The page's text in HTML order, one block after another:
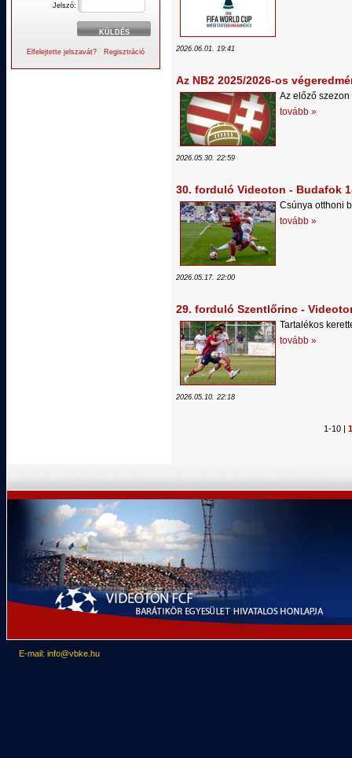
Jelszó:
Elfelejtette jelszavát? Regisztráció 2026.06.01. 19:41
Az NB2 2025/2026-os
Az előző
tovább »
2026.05.30. 22:59
30. forduló Videoton - Budafok
Csúnya otthoni
tovább »
2026.05.17. 22:00
29. forduló Szentlőrinc -
Tartalékos
tovább »
2026.05.10. 22:18
1-10 |
E-mail: info@vbke.hu